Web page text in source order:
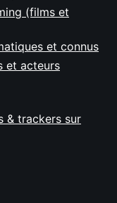
(films et
et connus
et acteurs
& trackers sur